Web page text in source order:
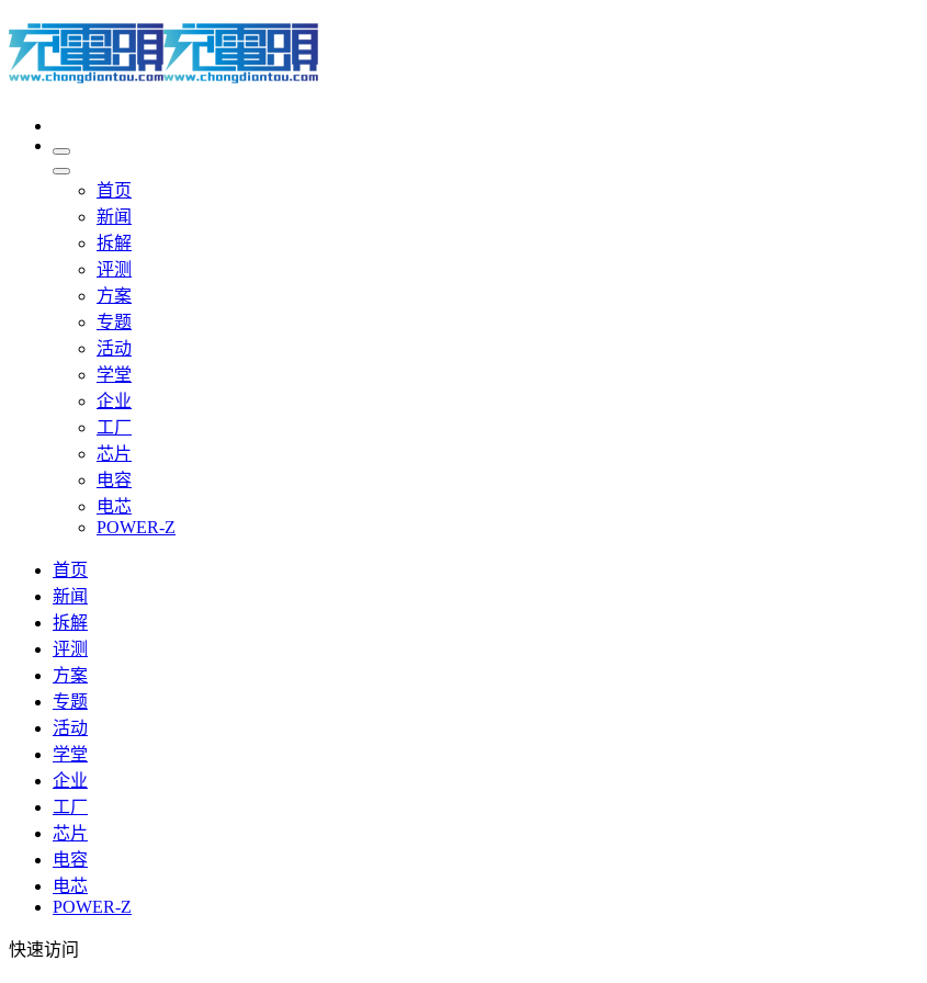
首页
新闻
拆解
评测
方案
专题
活动
学堂
企业
工厂
芯片
电容
电芯
POWER-Z
首页
新闻
拆解
评测
方案
专题
活动
学堂
企业
工厂
芯片
电容
电芯
POWER-Z
快速访问